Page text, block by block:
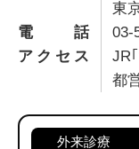
東
電話
03-
アクセス
JR
都